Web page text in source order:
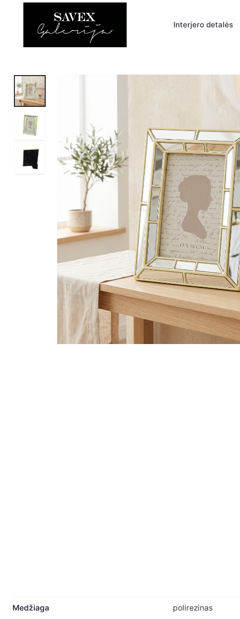
Interjero detalės
Medžiaga polirezinas
Atsiliepimų nėra.